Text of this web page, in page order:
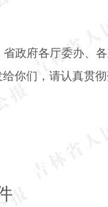
政府各厅委办、各
你们，请认真贯彻